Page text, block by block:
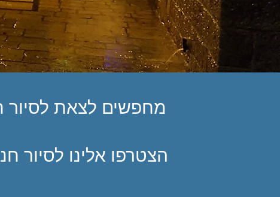
מחפשים לצאת לסיור
הצטרפו אלינו לסיור